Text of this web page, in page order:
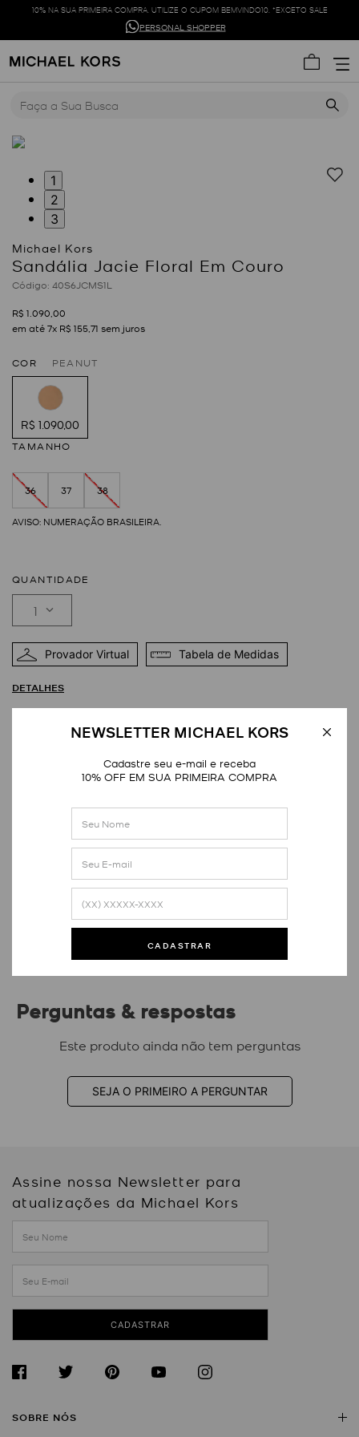
NEWSLETTER MICHAEL KORS
Cadastre seu e-mail e receba
10% OFF EM SUA PRIMEIRA COMPRA
CADASTRAR
10% NA SUA PRIMEIRA COMPRA. UTILIZE O CUPOM BEMVINDO10. *EXCETO SALE
PERSONAL SHOPPER
1
2
3
Sandália Jacie Floral Em Couro
: 40S6JCMS1L
R$ 1 090 00
em até7x R$ 15571 sem juros
COR PEANUT
R$ 1.090,00
TAMANHO
36 37 38
QUANTIDADE
1
Provador Virtual Tabela de Medidas
DETALHES
Avaliações
Este produto ainda não tem avaliações
SEJA O PRIMEIRO A AVALIAR
Perguntas & respostas
Este produto ainda não tem perguntas
SEJA O PRIMEIRO A PERGUNTAR
Assine nossa Newsletter para
atualizações da Michael Kors
CADASTRAR
SOBRE NÓS